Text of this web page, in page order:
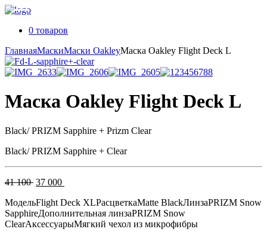
0 товаров
ГлавнаяМаскиМаски OakleyМаска Oakley Flight Deck L
Маска Oakley Flight Deck L
Black/ PRIZM Sapphire + Prizm Clear
Black/ PRIZM Sapphire + Clear
41 100 Первоначальная
составляла
41
100 .
37 000
37
000 .
МодельFlight Deck XLРасцветкаMatte BlackЛинзаPRIZM Snow
SapphireДополнительная линзаPRIZM Snow
ClearАксессуарыМягкий чехол из микрофибры